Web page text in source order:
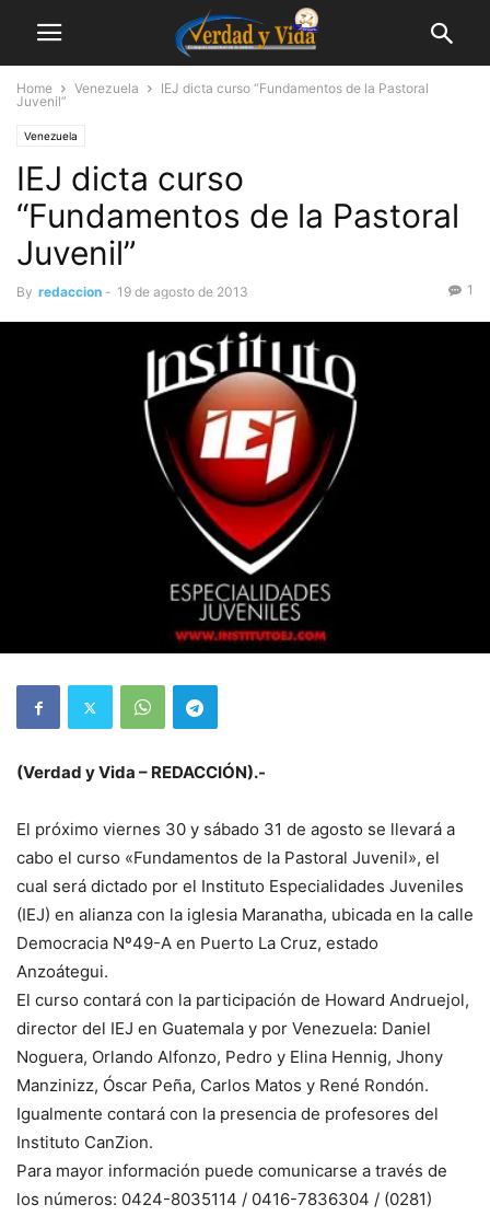
Home Venezuela
IEJ dicta curso “Fundamentos de la Pastoral
Juvenil”
Venezuela
IEJ dicta curso
“Fundamentos de la Pastoral
Juvenil”
By redaccion - 19 de agosto de 2013 1
(Verdad y Vida – REDACCIÓN).-
El próximo viernes 30 y sábado 31 de agosto se llevará a
cabo el curso «Fundamentos de la Pastoral Juvenil», el
cual será dictado por el Instituto Especialidades Juveniles
(IEJ) en alianza con la iglesia Maranatha, ubicada en la calle
Democracia Nº49-A en Puerto La Cruz, estado
Anzoátegui.
El curso contará con la participación de Howard Andruejol,
director del IEJ en Guatemala y por Venezuela: Daniel
Noguera, Orlando Alfonzo, Pedro y Elina Hennig, Jhony
Manzinizz, Óscar Peña, Carlos Matos y René Rondón.
Igualmente contará con la presencia de profesores del
Instituto CanZion.
Para mayor información puede comunicarse a través de
los números: 0424-8035114 / 0416-7836304 / (0281)